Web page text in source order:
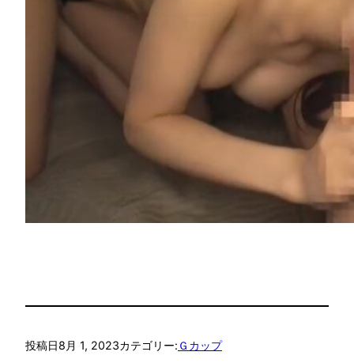
投稿日8月 1, 2023カテゴリー: Ｇカップ